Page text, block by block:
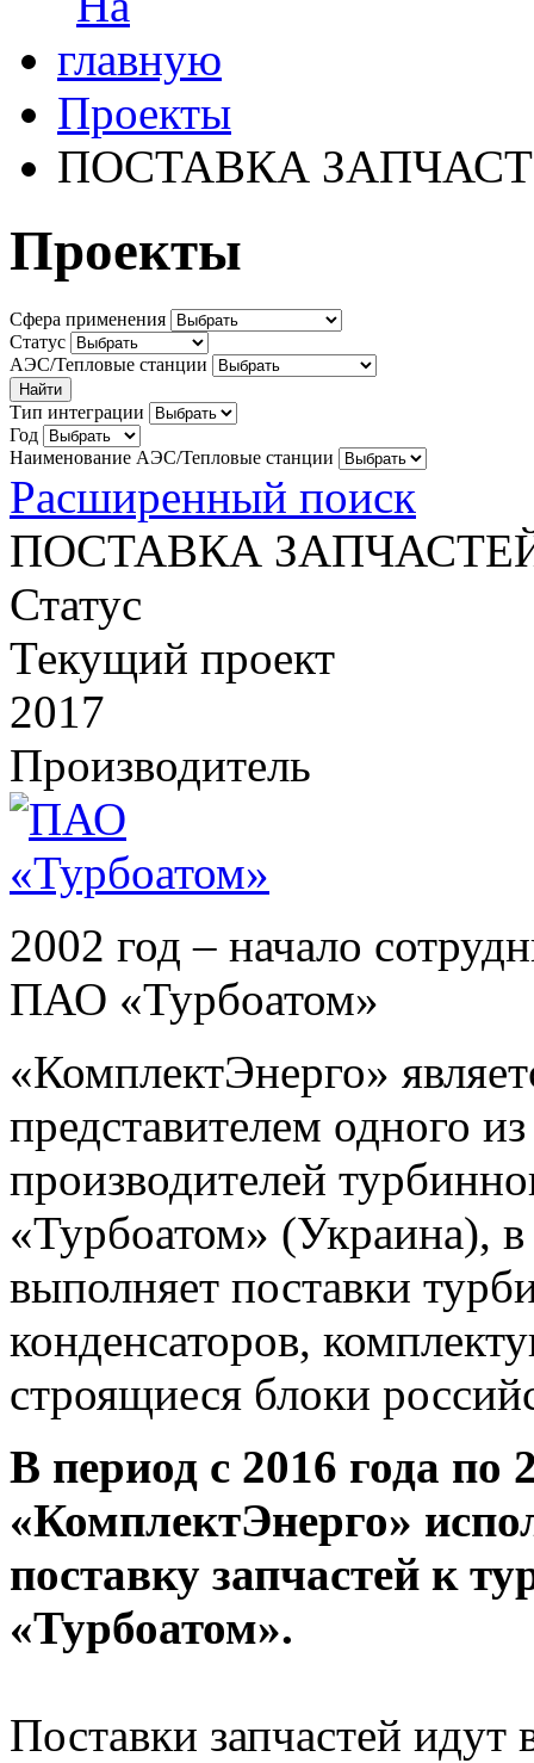
Проекты
ПОСТАВКА
Проекты
Сфера применения
Статус
АЭС/Тепловые станции
Тип интеграции
Год
Наименование АЭС/Тепловые станции
Расширенный поиск
ПОСТАВКА
Статус
Текущий проект
2017
Производитель
2002 год – начало
ПАО «Турбоатом»
«КомплектЭнерго»
представителем одного
производителей
«Турбоатом» (Украина),
выполняет поставки
конденсаторов,
строящиеся блоки
В период с 2016 года
«КомплектЭнерго»
поставку запчастей к
«Турбоатом».
Поставки запчастей